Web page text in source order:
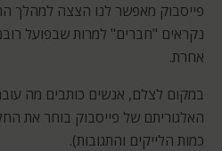
פייסבוק מאפשר לנו הצצה למהלך
נקראים "חברים" למרות שבפועל
אחרת.
במקום לצלם, אנשים כותבים מה
האלגוריתם של פייסבוק בוחר את
כמות הלייקים והתגובות).